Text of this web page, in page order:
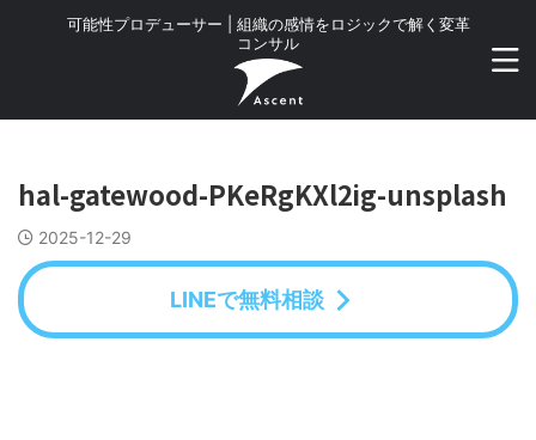
可能性プロデューサー | 組織の感情をロジックで解く変革
コンサル
hal-gatewood-PKeRgKXl2ig-unsplash
2025-12-29
LINEで無料相談